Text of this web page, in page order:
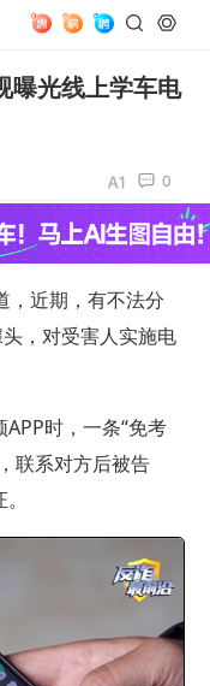
曝光线上学车电
0
，近期，有不法分
，对受害人实施电
时，一条“免考
联系对方后被告